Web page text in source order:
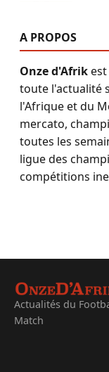
A PROPOS
Onze d'Afrik
toute l'actualité
l'Afrique et du
mercato,
toutes les
ligue des
compétitions
Actualités du
Match